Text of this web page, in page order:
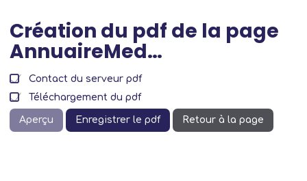
Création du pdf de la page
AnnuaireMed…
Contact du serveur pdf
Téléchargement du pdf
Aperçu Enregistrer le pdf Retour à la page